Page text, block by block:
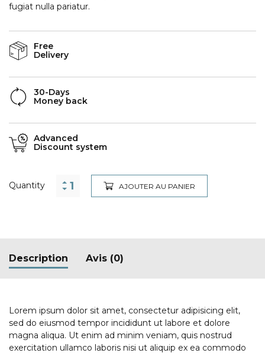
fugiat nulla pariatur.
Free
Delivery
30-Days
Money back
Advanced
Discount system
Quantity AJOUTER AU PANIER
Description Avis (0)
Lorem ipsum dolor sit amet, consectetur adipisicing elit,
sed do eiusmod tempor incididunt ut labore et dolore
magna aliqua. Ut enim ad minim veniam, quis nostrud
exercitation ullamco laboris nisi ut aliquip ex ea commodo